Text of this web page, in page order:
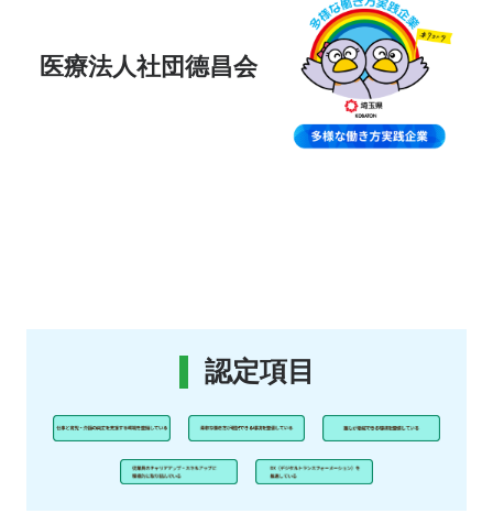
医療法人社団德昌会
認定項目